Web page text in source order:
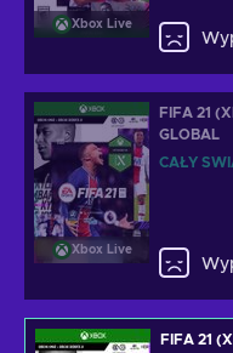
Xbox Live
Xbox Live
FIFA 21
GLOBAL
CAŁY
FIFA 21